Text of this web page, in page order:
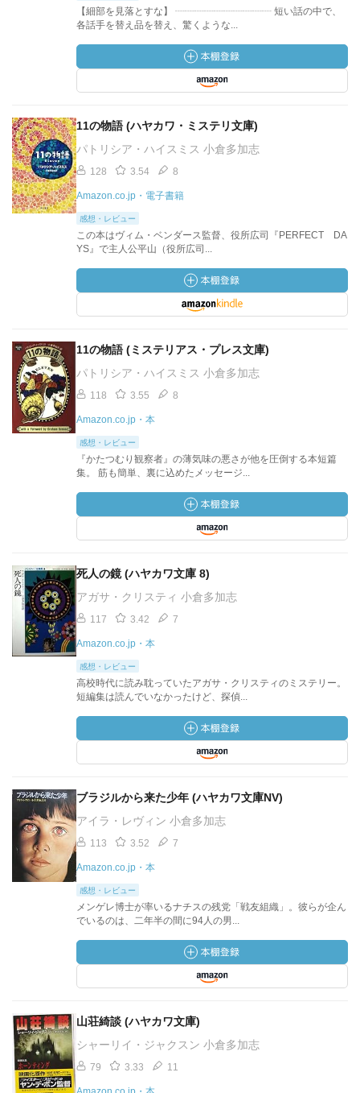
【細部を見落とすな】 ┈┈┈┈┈┈┈┈┈┈ 短い話の中で、
各話手を替え品を替え、驚くような...
11の物語 (ハヤカワ・ミステリ文庫)
パトリシア・ハイスミス 小倉多加志
128 3.54 8
Amazon.co.jp・電子書籍
感想・レビュー
この本はヴィム・ベンダース監督、役所広司『PERFECT DA
YS』で主人公平山（役所広司...
11の物語 (ミステリアス・プレス文庫)
パトリシア・ハイスミス 小倉多加志
118 3.55 8
Amazon.co.jp・本
感想・レビュー
『かたつむり観察者』の薄気味の悪さが他を圧倒する本短篇
集。 筋も簡単、裏に込めたメッセージ...
死人の鏡 (ハヤカワ文庫 8)
アガサ・クリスティ 小倉多加志
117 3.42 7
Amazon.co.jp・本
感想・レビュー
高校時代に読み耽っていたアガサ・クリスティのミステリー。
短編集は読んでいなかったけど、探偵...
ブラジルから来た少年 (ハヤカワ文庫NV)
アイラ・レヴィン 小倉多加志
113 3.52 7
Amazon.co.jp・本
感想・レビュー
メンゲレ博士が率いるナチスの残党「戦友組織」。彼らが企ん
でいるのは、二年半の間に94人の男...
山荘綺談 (ハヤカワ文庫)
シャーリイ・ジャクスン 小倉多加志
79 3.33 11